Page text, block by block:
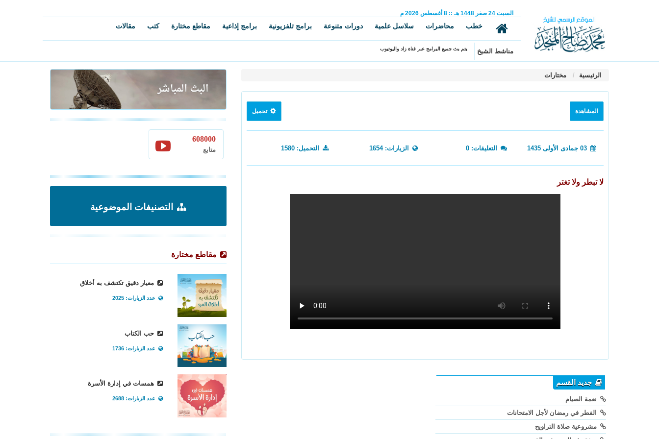
السبت 24 صفر 1448 هـ ::
8 أغسطس 2026 م
خطب محاضرات سلاسل علمية دورات متنوعة برامج تلفزيونية برامج إذاعية مقاطع مختارة كتب مقالات
مناشط الشيخ يتم بث جميع البرامج عبر قناة زاد واليوتيوب
الرئيسية مختارات
المشاهدة تحميل
التعليقات: 0 الزيارات: 1654 التحميل: 1580
لا تبطر ولا تغتر
جديد القسم
نعمة الصيام
الفطر في رمضان لأجل الامتحانات
مشروعية صلاة التراويح
608000
متابع
التصنيفات الموضوعية
مقاطع مختارة
معيار دقيق تكتشف به أخلاق
عدد الزيارات: 2025
حب الكتاب
عدد الزيارات: 1736
همسات في إدارة الأسرة
عدد الزيارات: 2688